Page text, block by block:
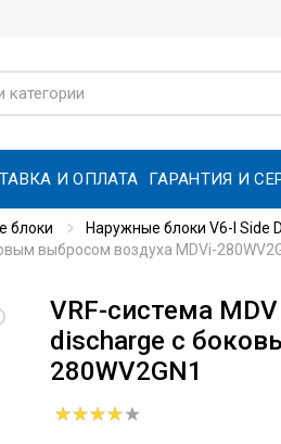
И ОПЛАТА ГАРАНТИЯ И
блоки
Наружные блоки V6-I Side
выбросом воздуха MDVi-
VRF-система
discharge с
280WV2GN1